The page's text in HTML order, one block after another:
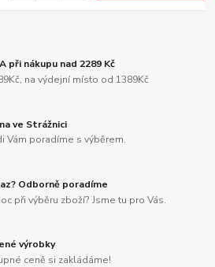
při nákupu nad 2289 Kč
na výdejní místo od 1389Kč
ve Strážnici
Vám poradíme s výběrem.
Odborně poradíme
při výběru zboží? Jsme tu pro Vás.
výrobky
ceně si zakládáme!